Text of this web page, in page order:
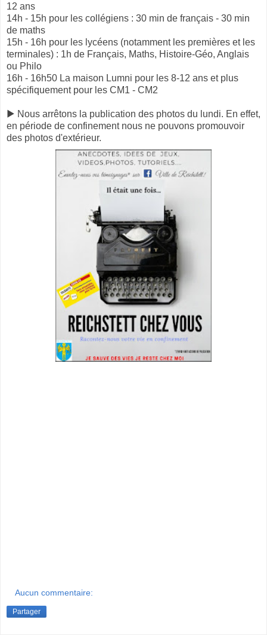
12 ans
14h - 15h pour les collégiens : 30 min de français - 30 min
de maths
15h - 16h pour les lycéens (notamment les premières et les
terminales) : 1h de Français, Maths, Histoire-Géo, Anglais
ou Philo
16h - 16h50 La maison Lumni pour les 8-12 ans et plus
spécifiquement pour les CM1 - CM2
▶️ Nous arrêtons la publication des photos du lundi. En effet,
en période de confinement nous ne pouvons promouvoir
des photos d'extérieur.
Aucun commentaire:
Partager